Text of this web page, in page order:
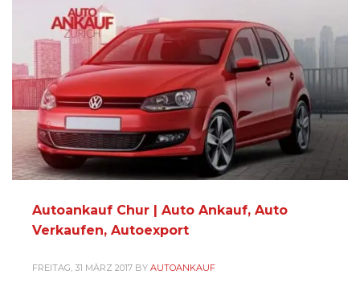
Autoankauf Chur | Auto Ankauf, Auto
Verkaufen, Autoexport
FREITAG, 31 MÄRZ 2017 BY AUTOANKAUF